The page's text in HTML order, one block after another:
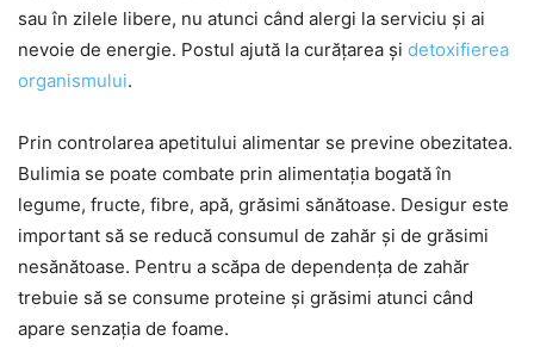
sau în zilele libere, nu atunci când alergi la serviciu și ai
nevoie de energie. Postul ajută la curățarea și detoxifierea
organismului.
Prin controlarea apetitului alimentar se previne obezitatea.
Bulimia se poate combate prin alimentația bogată în
legume, fructe, fibre, apă, grăsimi sănătoase. Desigur este
important să se reducă consumul de zahăr și de grăsimi
nesănătoase. Pentru a scăpa de dependența de zahăr
trebuie să se consume proteine și grăsimi atunci când
apare senzația de foame.